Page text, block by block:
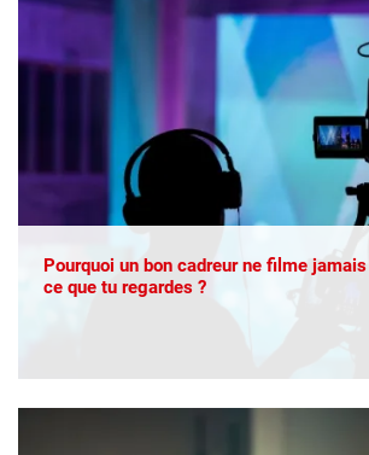
Pourquoi un bon cadreur ne filme
ce que tu regardes ?